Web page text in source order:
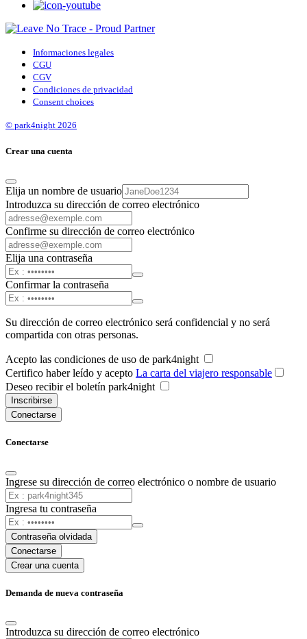
Informaciones legales
CGU
CGV
Condiciones de privacidad
Consent choices
© park4night 2026
Crear una cuenta
Elija un nombre de usuario
Introduzca su dirección de correo electrónico
Confirme su dirección de correo electrónico
Elija una contraseña
Confirmar la contraseña
Su dirección de correo electrónico será confidencial y no será
compartida con otras personas.
Acepto las condiciones de uso de park4night
Certifico haber leído y acepto La carta del viajero responsable
Deseo recibir el boletín park4night
Inscribirse
Conectarse
Conectarse
Ingrese su dirección de correo electrónico o nombre de usuario
Ingresa tu contraseña
Contraseña olvidada
Conectarse
Crear una cuenta
Demanda de nueva contraseña
Introduzca su dirección de correo electrónico